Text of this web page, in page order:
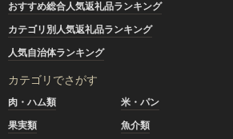
おすすめ総合人気返礼品ランキング
カテゴリ別人気返礼品ランキング
人気自治体ランキング
カテゴリでさがす
肉・ハム類 米・パン
果実類
魚介類